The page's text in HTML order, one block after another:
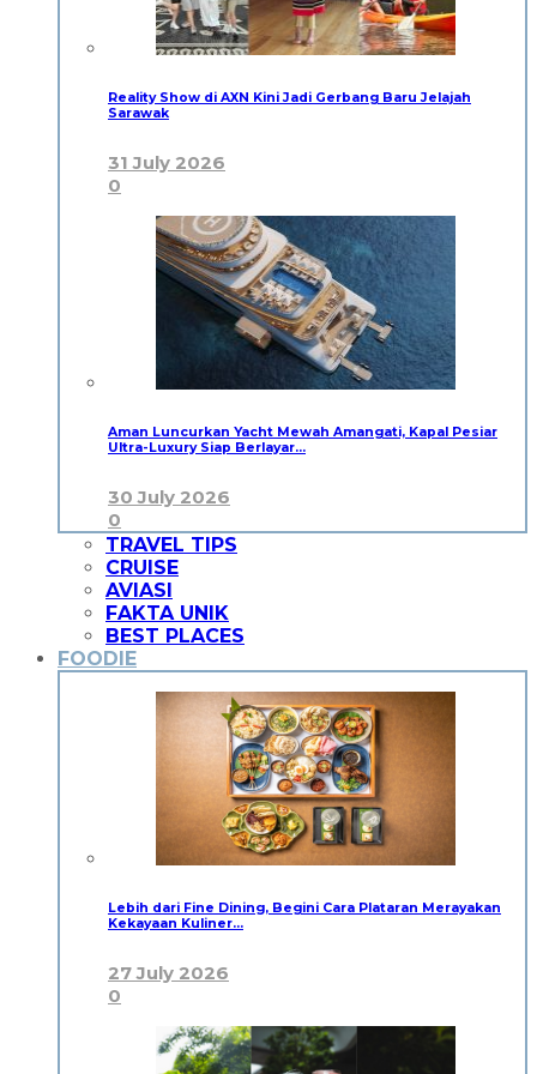
Reality Show di AXN Kini Jadi Gerbang Baru Jelajah
Sarawak
31 July 2026
0
Aman Luncurkan Yacht Mewah Amangati, Kapal Pesiar
Ultra-Luxury Siap Berlayar…
30 July 2026
0
TRAVEL TIPS
CRUISE
AVIASI
FAKTA UNIK
BEST PLACES
FOODIE
Lebih dari Fine Dining, Begini Cara Plataran Merayakan
Kekayaan Kuliner…
27 July 2026
0